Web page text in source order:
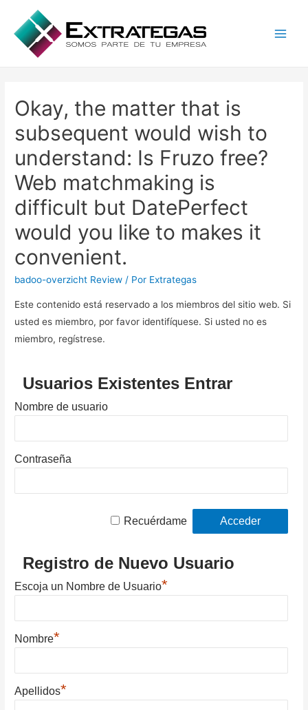
Okay, the matter that is
subsequent would wish to
understand: Is Fruzo free?
Web matchmaking is
difficult but DatePerfect
would you like to makes it
convenient.
badoo-overzicht Review / Por Extrategas
Este contenido está reservado a los miembros del sitio web. Si
usted es miembro, por favor identifíquese. Si usted no es
miembro, regístrese.
Usuarios Existentes Entrar
Nombre de usuario
Contraseña
Recuérdame
Registro de Nuevo Usuario
Escoja un Nombre de Usuario*
Nombre*
Apellidos*